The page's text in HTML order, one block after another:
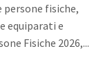
fisiche,
equiparati e
Fisiche 2026,...